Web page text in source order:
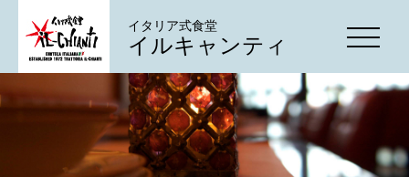
イタリア式食堂
イルキャンティ